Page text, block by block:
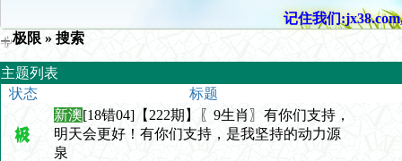
记住我们
极限 » 搜索
主题列表
状态
标题
新澳[18错04]【222期】〖9生肖〗有你们支持，
明天会更好！有你们支持，是我坚持的动力源
泉